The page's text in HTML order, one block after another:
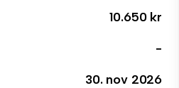
10.650 kr
-
30. nov 2026